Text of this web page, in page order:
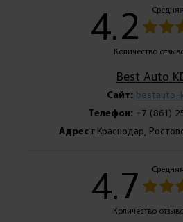
4.2
Количество
Best Auto
Сайт: bestauto-
Телефон: +7 (861)
Адресг.Краснодар,
4.7
Количество